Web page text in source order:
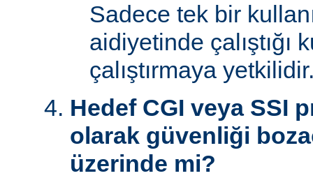
Sadece tek bir
aidiyetinde çalıştığı
çalıştırmaya
Hedef CGI veya SSI
olarak güvenliği
üzerinde mi?